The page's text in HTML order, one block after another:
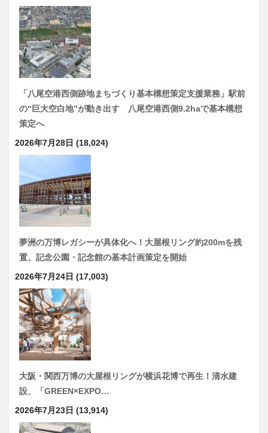
「八尾空港西側跡地まちづくり基本構想策定支援業務」駅前
の“巨大空白地”が動き出す 八尾空港西側9.2haで基本構想
策定へ
2026年7月28日 (18,024)
夢洲の万博レガシーが具体化へ！大屋根リング約200mを残
置、記念公園・記念館の基本計画策定を開始
2026年7月24日 (17,003)
大阪・関西万博の大屋根リングが横浜花博で再生！清水建
設、「GREEN×EXPO…
2026年7月23日 (13,914)